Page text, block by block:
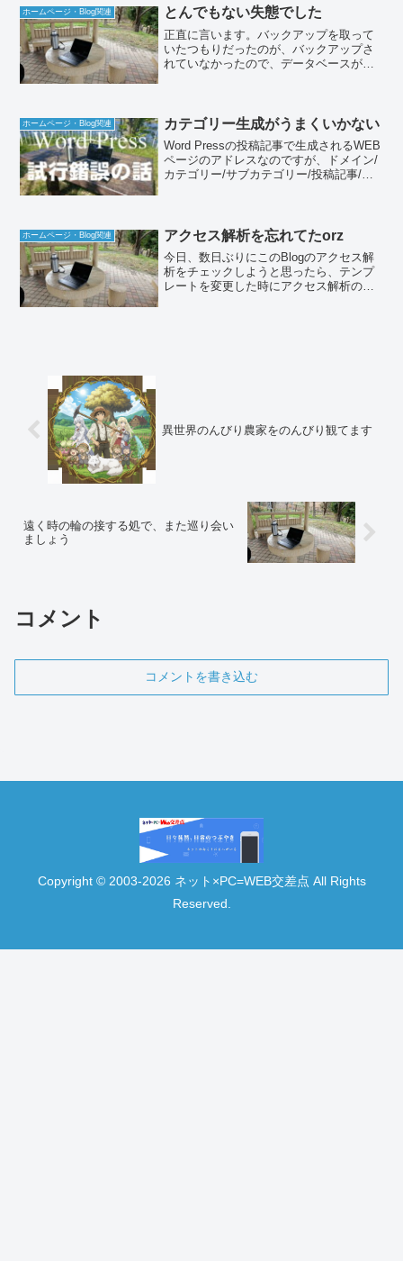
やら、サーバーのスペックと利用してい
たデ...
ホームページ・Blog関連 とんでもない失態でした
正直に言います。バックアップを取って
いたつもりだったのが、バックアップさ
れていなかったので、データベースが消
を取っておいたので...
ホームページ・Blog関連 カテゴリー生成がうまくいかない
Word Pressの投稿記事で生成されるWEB
ページのアドレスなのですが、ドメイン/
カテゴリー/サブカテゴリー/投稿記事/と
ホームページ・Blog関連 アクセス解析を忘れてたorz
今日、数日ぶりにこのBlogのアクセス解
析をチェックしようと思ったら、テンプ
レートを変更した時にアクセス解析のソ
異世界のんびり農家をのんびり観てます
遠く時の輪の接する処で、また巡り会い
ましょう
コメント
コメントを書き込む
Copyright © 2003-2026 ネット×PC=WEB交差点 All Rights
Reserved.